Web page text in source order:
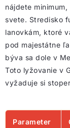
nájdete
svete. Stredisko
lanovkám, ktoré
pod majestátne
býva sa dole v
Toto lyžovanie v
vyžaduje si
Parameter